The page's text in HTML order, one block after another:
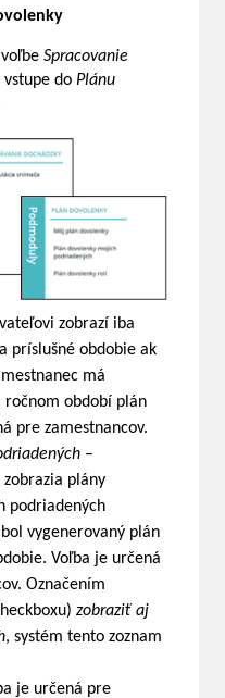
Spracovanie
vstupe do Plánu
zobrazí iba
príslušné obdobie ak
má
ročnom období plán
pre zamestnancov.
–
plány
podriadených
vygenerovaný plán
Voľba je určená
Označením
zobraziť aj
, systém tento zoznam
je určená pre